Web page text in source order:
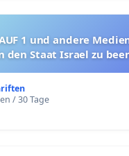
Weggiser
wegen Seilbahn
Zeitung online,
Rigi: Gericht findet
1 und andere
den Staat Israel zu
/ 30 Tage